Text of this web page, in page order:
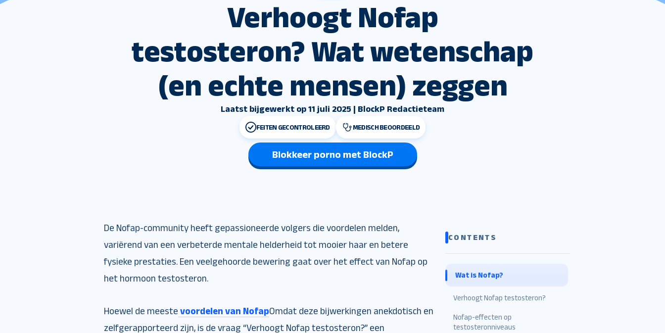
Verhoogt Nofap
testosteron? Wat wetenschap
(en echte mensen) zeggen
Laatst bijgewerkt op 11 juli 2025 | BlockP Redactieteam
FEITEN GECONTROLEERD MEDISCH BEOORDEELD
Blokkeer porno met BlockP
De Nofap-community heeft gepassioneerde volgers die voordelen melden,
variërend van een verbeterde mentale helderheid tot mooier haar en betere
fysieke prestaties. Een veelgehoorde bewering gaat over het effect van Nofap op
het hormoon testosteron.
Hoewel de meeste voordelen van NofapOmdat deze bijwerkingen anekdotisch en
zelfgerapporteerd zijn, is de vraag “Verhoogt Nofap testosteron?” een
CONTENTS
Wat is Nofap?
Verschillende niveaus van
Waarom sluiten mensen zich
Verhoogt Nofap testosteron?
Testosteron begrijpen: een
kort overzicht
Nofap-effecten op
testosteronniveaus